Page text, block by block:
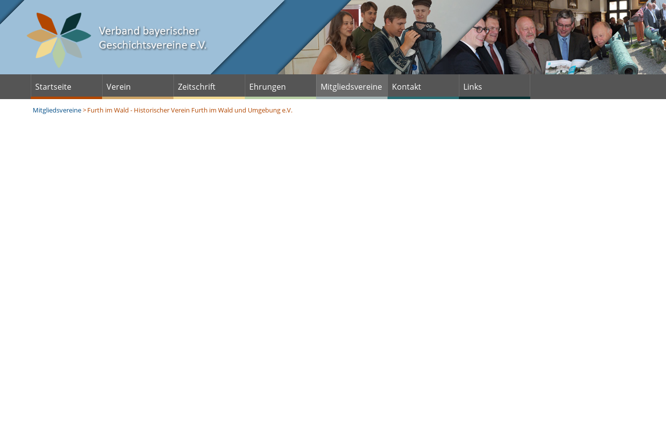
Startseite Verein Zeitschrift Ehrungen Mitgliedsvereine Kontakt Links
Mitgliedsvereine>Furth im Wald - Historischer Verein Furth im Wald und Umgebung e.V.